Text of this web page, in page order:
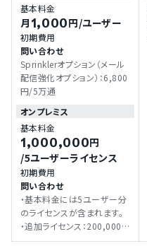
基本料金
月 1,000円/ユーザー
初期費用
問い合わせ
Sprinklerオプション（メール
配信強化オプション）：6,800
円/5万通
オンプレミス
基本料金
1,000,000円
/5ユーザーライセンス
初期費用
問い合わせ
・基本料金には5ユーザー分
のライセンスが含まれます。
・追加ライセンス：200,000
円（5ユーザーライセンス）